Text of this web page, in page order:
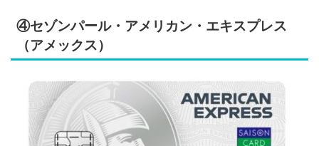
④セゾンパール・アメリカン・エキスプレス
（アメックス）